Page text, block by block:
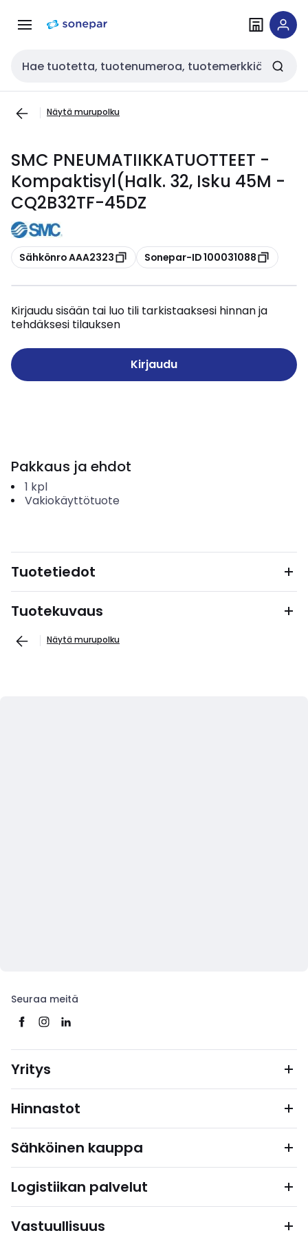
navigointiinsisältöön
Haku
Näytä murupolku
SMC PNEUMATIIKKATUOTTEET -
Kompaktisyl(Halk. 32, Isku 45M -
CQ2B32TF-45DZ
Kopioi
Sähkönro AAA2323 Kopioi
Sonepar-ID 100031088
Kirjaudu sisään tai luo tili tarkistaaksesi hinnan ja
tehdäksesi tilauksen
Kirjaudu
Pakkaus ja ehdot
1 kpl
Vakiokäyttötuote
Tuotetiedot
Tuotekuvaus
Näytä murupolku
Seuraa meitä
Yritys
Hinnastot
Sähköinen kauppa
Logistiikan palvelut
Vastuullisuus